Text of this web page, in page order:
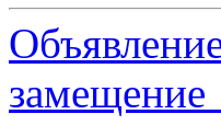
замещение